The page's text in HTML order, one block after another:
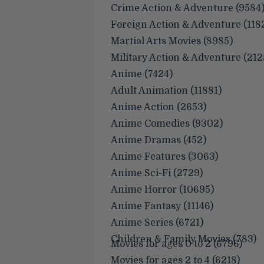
Crime Action & Adventure (9584)
Foreign Action & Adventure
Martial Arts Movies (8985)
Military Action & Adventure
Anime (7424)
Adult Animation (11881)
Anime Action (2653)
Anime Comedies (9302)
Anime Dramas (452)
Anime Features (3063)
Anime Sci-Fi (2729)
Anime Horror (10695)
Anime Fantasy (11146)
Anime Series (6721)
Children & Family Movies (783)
Movies for ages 0 to 2 (6796)
Movies for ages 2 to 4 (6218)